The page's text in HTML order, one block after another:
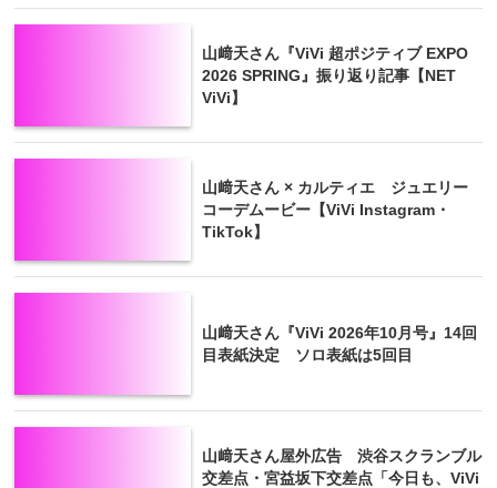
山﨑天さん『ViVi 超ポジティブ EXPO
2026 SPRING』振り返り記事【NET
ViVi】
山﨑天さん × カルティエ ジュエリー
コーデムービー【ViVi Instagram・
TikTok】
山﨑天さん『ViVi 2026年10月号』14回
目表紙決定 ソロ表紙は5回目
山﨑天さん屋外広告 渋谷スクランブル
交差点・宮益坂下交差点「今日も、ViVi